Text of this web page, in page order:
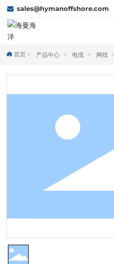
sales@hymanoffshore.com
首页
联系我们
首页 产品中心 电缆 网线